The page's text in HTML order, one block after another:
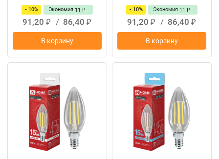
- 10% Экономия 11 ₽
91,20 ₽ / 86,40 ₽
В корзину
- 10% Экономия 11 ₽
91,20 ₽ / 86,40 ₽
В корзину